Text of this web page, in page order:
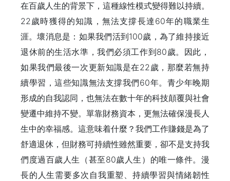
在百歲人生的背景下，這種線性模式變得難以持續。
22歲時獲得的知識，無法支撐長達60年的職業生
涯。壞消息是：如果我們活到100歲，為了維持接近
退休前的生活水準，我們必須工作到80歲。因此，
如果我們最後一次更新知識是在22歲，那麼若無持
續學習，這些知識無法支撐我們60年。青少年晚期
形成的自我認同，也無法在數十年的科技顛覆與社會
變遷中維持不變。單靠財務資本，更無法確保漫長人
生中的幸福感。這意味着什麼？我們工作賺錢是為了
舒適退休，但財務可持續性雖然重要，卻不是支持我
們度過百歲人生（甚至80歲人生）的唯一條件。漫
長的人生需要多次自我重塑、持續學習與情緒韌性